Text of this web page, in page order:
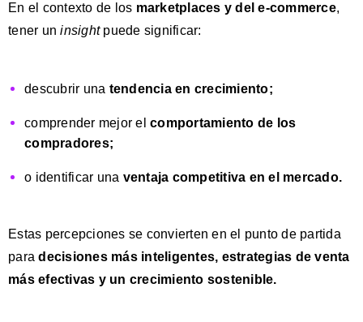
En el contexto de los marketplaces y del e-commerce,
tener uninsightpuede significar:
descubrir una tendencia en crecimiento;
comprender mejor el comportamiento de los
compradores;
o identificar una ventaja competitiva en el mercado.
Estas percepciones se convierten en el punto de partida
paradecisiones más inteligentes, estrategias de venta
más efectivas y un crecimiento sostenible.